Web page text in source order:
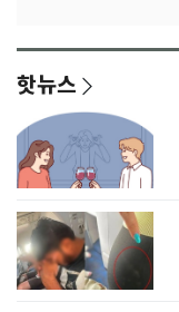
핫뉴스